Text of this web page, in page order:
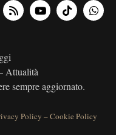
Attualità
sempre aggiornato.
Policy –Cookie Policy